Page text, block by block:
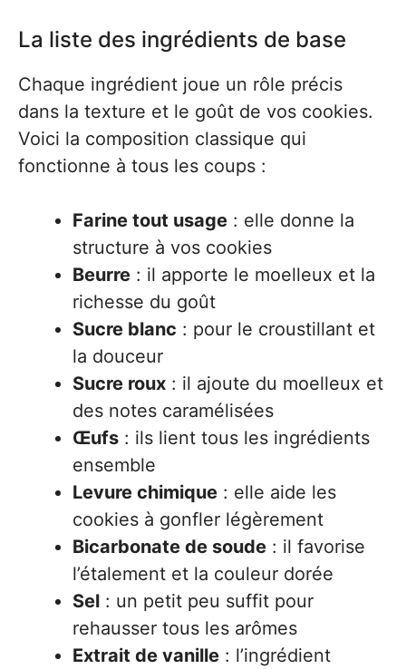
La liste des ingrédients de base
Chaque ingrédient joue un rôle précis
dans la texture et le goût de vos cookies.
Voici la composition classique qui
fonctionne à tous les coups :
Farine tout usage : elle donne la
structure à vos cookies
Beurre : il apporte le moelleux et la
richesse du goût
Sucre blanc : pour le croustillant et
la douceur
Sucre roux : il ajoute du moelleux et
des notes caramélisées
Œufs : ils lient tous les ingrédients
ensemble
Levure chimique : elle aide les
cookies à gonfler légèrement
Bicarbonate de soude : il favorise
l’étalement et la couleur dorée
Sel : un petit peu suffit pour
rehausser tous les arômes
Extrait de vanille : l’ingrédient